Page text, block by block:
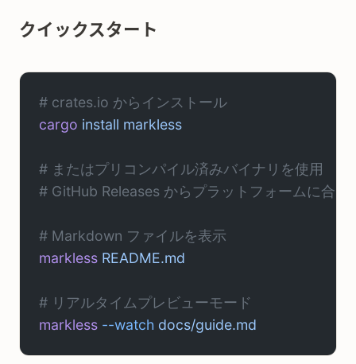
クイックスタート
# crates.io からインストール
cargo install markless
# またはプリコンパイル済みバイナリを使用
# GitHub Releases からプラットフォームに合
# Markdown ファイルを表示
markless README.md
# リアルタイムプレビューモード
markless --watch docs/guide.md